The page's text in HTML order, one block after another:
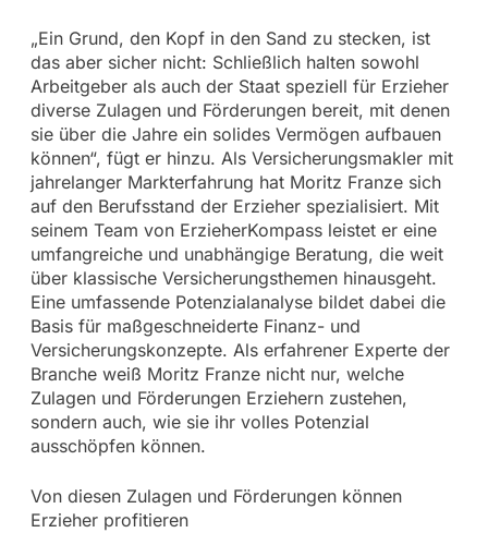
„Ein Grund, den Kopf in den Sand zu stecken, ist
das aber sicher nicht: Schließlich halten sowohl
Arbeitgeber als auch der Staat speziell für Erzieher
diverse Zulagen und Förderungen bereit, mit denen
sie über die Jahre ein solides Vermögen aufbauen
können“, fügt er hinzu. Als Versicherungsmakler mit
jahrelanger Markterfahrung hat Moritz Franze sich
auf den Berufsstand der Erzieher spezialisiert. Mit
seinem Team von ErzieherKompass leistet er eine
umfangreiche und unabhängige Beratung, die weit
über klassische Versicherungsthemen hinausgeht.
Eine umfassende Potenzialanalyse bildet dabei die
Basis für maßgeschneiderte Finanz- und
Versicherungskonzepte. Als erfahrener Experte der
Branche weiß Moritz Franze nicht nur, welche
Zulagen und Förderungen Erziehern zustehen,
sondern auch, wie sie ihr volles Potenzial
ausschöpfen können.
Von diesen Zulagen und Förderungen können
Erzieher profitieren